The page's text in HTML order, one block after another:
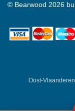
© Bearwood 2026
Oost-Vlaanderen